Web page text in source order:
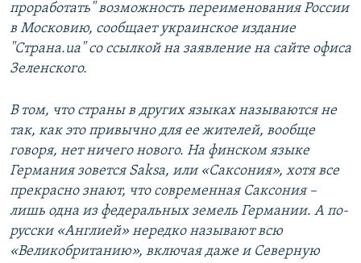
проработать" возможность переименования России
в Московию, сообщает украинское издание
"Страна.ua" со ссылкой на заявление на сайте офиса
Зеленского.
В том, что страны в других языках называются не
так, как это привычно для ее жителей, вообще
говоря, нет ничего нового. На финском языке
Германия зовется Saksa, или «Саксония», хотя все
прекрасно знают, что современная Саксония –
лишь одна из федеральных земель Германии. А по-
русски «Англией» нередко называют всю
«Великобританию», включая даже и Северную